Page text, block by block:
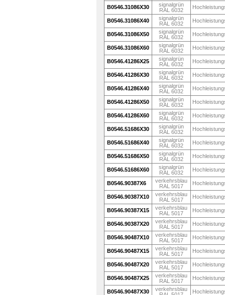
B0546.31086X30
signalgrün
RAL 6032
B0546.31086X40
signalgrün
RAL 6032
B0546.31086X50
signalgrün
RAL 6032
B0546.31086X60
signalgrün
RAL 6032
B0546.41286X25
signalgrün
RAL 6032
B0546.41286X30
signalgrün
RAL 6032
B0546.41286X40
signalgrün
RAL 6032
B0546.41286X50
signalgrün
RAL 6032
B0546.41286X60
signalgrün
RAL 6032
B0546.51686X30
signalgrün
RAL 6032
B0546.51686X40
signalgrün
RAL 6032
B0546.51686X50
signalgrün
RAL 6032
B0546.51686X60
signalgrün
RAL 6032
B0546.90387X6
verkehrsblau
RAL 5017
B0546.90387X10
verkehrsblau
RAL 5017
B0546.90387X15
verkehrsblau
RAL 5017
B0546.90387X20
verkehrsblau
RAL 5017
B0546.90487X10
verkehrsblau
RAL 5017
B0546.90487X15
verkehrsblau
RAL 5017
B0546.90487X20
verkehrsblau
RAL 5017
B0546.90487X25
verkehrsblau
RAL 5017
B0546.90487X30
verkehrsblau